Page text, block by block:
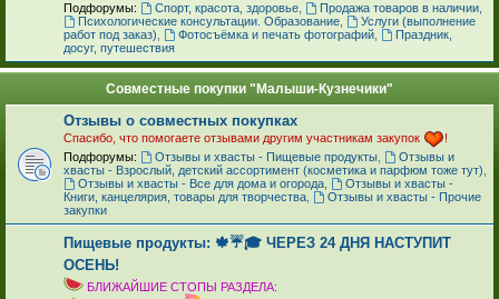
Подфорумы: Спорт, красота, здоровье, Продажа товаров в наличии,
Психологические консультации. Образование,
Услуги (выполнение
работ под заказ)
Фотосъёмка и печать фотографий,
Праздник,
досуг, путешествия
Совместные покупки "Малыши-Кузнечики"
Отзывы о совместных покупках
Спасибо, что помогаете отзывами другим участникам закупок
!
Подфорумы:
Отзывы и хвасты - Пищевые продукты,
Отзывы и
хвасты - Взрослый, детский ассортимент (косметика и парфюм тоже тут)
Отзывы и хвасты - Все для дома и огорода,
Отзывы и хвасты -
Книги, канцелярия, товары для творчества
Отзывы и хвасты - Прочие
закупки
Пищевые продукты: 🍁☔🎓 ЧЕРЕЗ 24 ДНЯ НАСТУПИТ
ОСЕНЬ!
БЛИЖАЙШИЕ СТОПЫ РАЗДЕЛА: